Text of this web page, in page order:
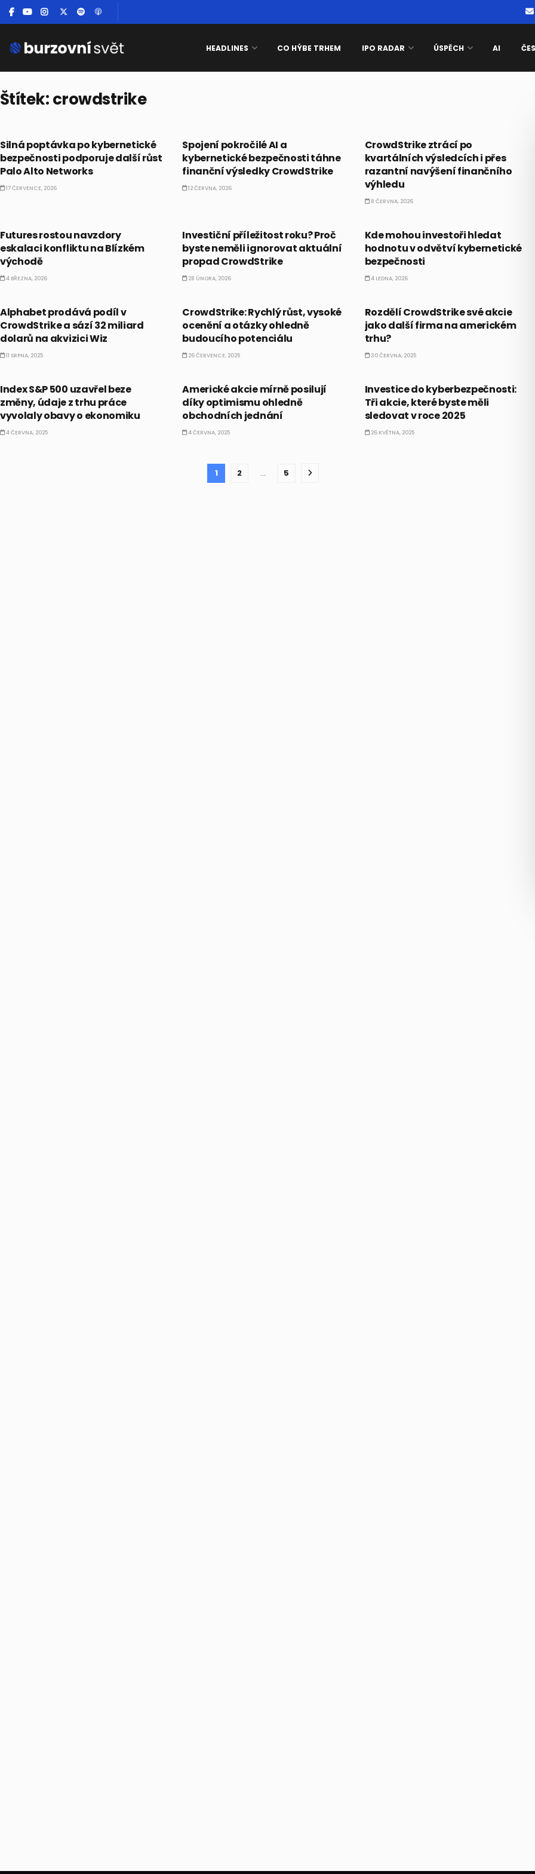
HEADLINES CO HÝBE TRHEM IPO RADAR ÚSPĚCH AI
Štítek:crowdstrike
Silná poptávka po kybernetické
bezpečnosti podporuje další růst
Palo Alto Networks
17 ČERVENCE, 2026
Spojení pokročilé AI a
kybernetické bezpečnosti táhne
finanční výsledky CrowdStrike
12 ČERVNA, 2026
CrowdStrike ztrácí po
kvartálních výsledcích i přes
razantní navýšení finančního
výhledu
8 ČERVNA, 2026
Futures rostou navzdory
eskalaci konfliktu na Blízkém
východě
4 BŘEZNA, 2026
Investiční příležitost roku? Proč
byste neměli ignorovat aktuální
propad CrowdStrike
28 ÚNORA, 2026
Kde mohou investoři hledat
hodnotu v odvětví kybernetické
bezpečnosti
4 LEDNA, 2026
Alphabet prodává podíl v
CrowdStrike a sází 32 miliard
dolarů na akvizici Wiz
11 SRPNA, 2025
CrowdStrike: Rychlý růst, vysoké
ocenění a otázky ohledně
budoucího potenciálu
26 ČERVENCE, 2025
Rozdělí CrowdStrike své akcie
jako další firma na americkém
trhu?
30 ČERVNA, 2025
Index S&P 500 uzavřel beze
změny, údaje z trhu práce
vyvolaly obavy o ekonomiku
4 ČERVNA, 2025
Americké akcie mírně posilují
díky optimismu ohledně
obchodních jednání
4 ČERVNA, 2025
Investice do kyberbezpečnosti:
Tři akcie, které byste měli
sledovat v roce 2025
26 KVĚTNA, 2025
1 2 … 5